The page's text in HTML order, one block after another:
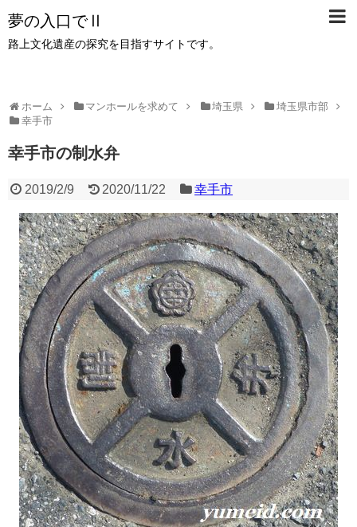
夢の入口でⅡ
路上文化遺産の探究を目指すサイトです。
ホーム マンホールを求めて 埼玉県
埼玉県市部
幸手市
幸手市の制水弁
2019/2/9 2020/11/22 幸手市